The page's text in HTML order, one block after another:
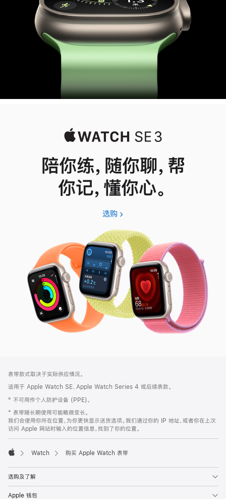
陪你练，随你聊，帮
你记，懂你心。
选购 Apple
SE
3
页
页
脚
注
表带款式取决于实际供应情况。
适用于 Apple Watch SE、Apple Watch Series 4 或后续表款。
° 不可用作个人防护设备 (PPE)。
* 表带随长期使用可能略微变长。
我们会使用你所在位置，为你更快显示送货选项。我们通过你的 IP 地址，或者你在上次
访问 Apple 网站时输入的位置信息，找到了你的位置。
Watch 购买 Apple Watch 表带
选购及了解
Apple 钱包